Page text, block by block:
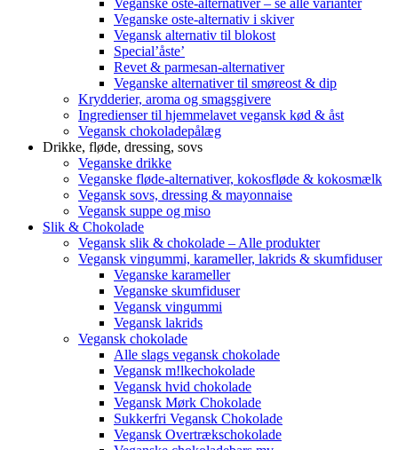
Veganske oste-alternativ i skiver
Vegansk alternativ til blokost
Special’åste’
Revet & parmesan-alternativer
Veganske alternativer til smøreost & dip
Krydderier, aroma og smagsgivere
Ingredienser til hjemmelavet vegansk kød & åst
Vegansk chokoladepålæg
Drikke, fløde, dressing, sovs
Veganske drikke
Veganske fløde-alternativer, kokosfløde & kokosmælk
Vegansk sovs, dressing & mayonnaise
Vegansk suppe og miso
Slik & Chokolade
Vegansk slik & chokolade – Alle produkter
Vegansk vingummi, karameller, lakrids & skumfiduser
Veganske karameller
Veganske skumfiduser
Vegansk vingummi
Vegansk lakrids
Vegansk chokolade
Alle slags vegansk chokolade
Vegansk m!lkechokolade
Vegansk hvid chokolade
Vegansk Mørk Chokolade
Sukkerfri Vegansk Chokolade
Vegansk Overtrækschokolade